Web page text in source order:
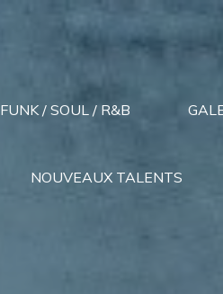
FUNK / SOUL / R&B
NOUVEAUX TALENTS